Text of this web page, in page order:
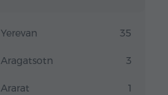
Yerevan 35
Aragatsotn 3
Ararat 1